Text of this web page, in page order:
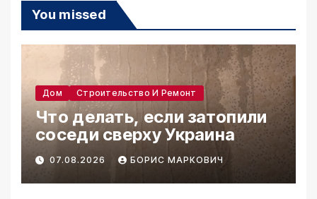
You missed
Дом Строительство И Ремонт
Что делать, если затопили
соседи сверху Украина
07.08.2026 БОРИС МАРКОВИЧ